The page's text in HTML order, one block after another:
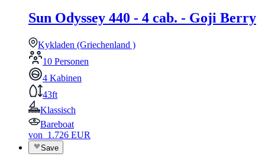
Sun Odyssey 440 - 4 cab. - Goji Berry
Kykladen (Griechenland )
10 Personen
4 Kabinen
43ft
Klassisch
Bareboat
von 1.726 EUR
Save